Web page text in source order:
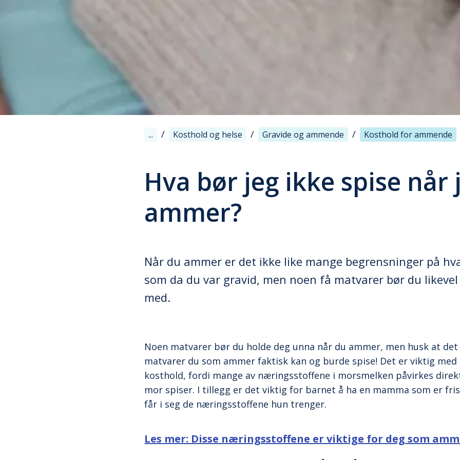
... / Kosthold og helse / Gravide og ammende / Kosthold for ammende
Hva bør jeg ikke spise når
ammer?
Når du ammer er det ikke like mange begrensninger på
som da du var gravid, men noen få matvarer bør du
med.
Noen matvarer bør du holde deg unna når du ammer, men husk at
matvarer du som ammer faktisk kan og burde spise! Det er viktig
kosthold, fordi mange av næringsstoffene i morsmelken påvirkes
mor spiser. I tillegg er det viktig for barnet å ha en mamma som er
får i seg de næringsstoffene hun trenger.
Les mer: Disse næringsstoffene er viktige for deg som